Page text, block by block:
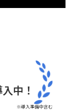
中！
※導入準備中含む